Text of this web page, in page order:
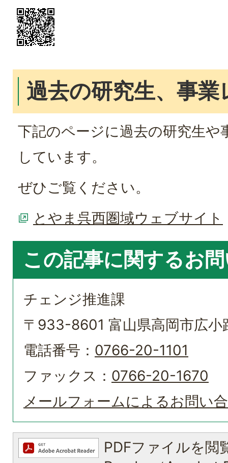
過去の研究生、事業
下記のページに過去の研究生や
しています。
ぜひご覧ください。
とやま呉西圏域ウェブサイト
この記事に関するお
チェンジ推進課
〒933-8601 富山県高岡市広
電話番号： 0766-20-1101
ファックス： 0766-20-1670
メールフォームによるお問い
PDFファイルを閲